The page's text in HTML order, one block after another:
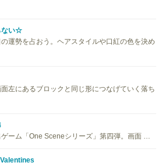
ない☆
運勢を占おう。ヘアスタイルや口紅の色を決め
左にあるブロックと同じ形につなげていく落ち
ーム「One Sceneシリーズ」第四弾。画面 …